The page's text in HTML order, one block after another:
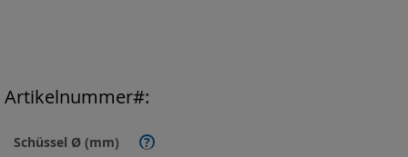
Schüssel Ø (mm) ?
Artikelnummer